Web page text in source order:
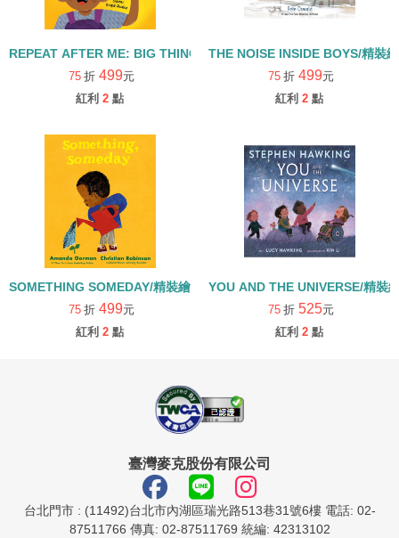
REPEAT AFTER ME: BIG THINGS TO SAY EVERY DAY/精裝繪本
75 折 499元
紅利 2 點
THE NOISE INSIDE BOYS/精裝
75 折 499元
紅利 2 點
SOMETHING SOMEDAY/精裝繪本
75 折 499元
紅利 2 點
YOU AND THE UNIVERSE/精裝
75 折 525元
紅利 2 點
臺灣麥克股份有限公司
台北門市 : (11492)台北市內湖區瑞光路513巷31號6樓 電話: 02-
87511766 傳真: 02-87511769 統編: 42313102